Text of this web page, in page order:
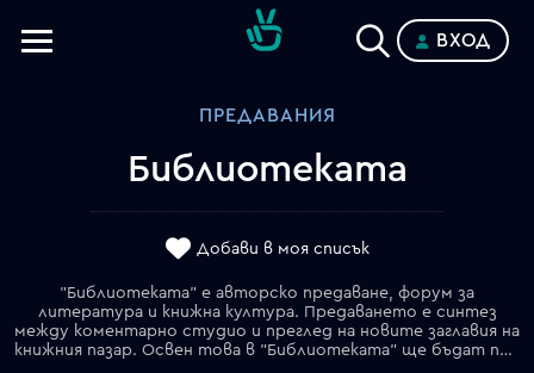
ВХОД
ПРЕДАВАНИЯ
Библиотеката
Добави в моя списък
"Библиотеката" е авторско предаване, форум за
литература и книжна култура. Предаването е синтез
между коментарно студио и преглед на новите заглавия на
книжния пазар. Освен това в "Библиотеката" ще бъдат представяни актуалните литературни и културни събития _ конкурси, награди, кампании, фестивали, панаири на книгата, четения. Предаването е структурирано около основен дебат в студиото. Темата на дебата е допълнително разработена и обогатена с репортажи, анкети или друг тип визуализирани проучвания и гледни точни. Във всеки брой на "Библиотеката" се представят основно 2 книги със събеседници. Целта на този подход е избраният начин на изображение да е в унисон с концепцията на предаването за литература. Наименованието на предаването се свързва с идеята да се открояват заглавията на книгите, които ще намерят своето място в библиотеката, съответно при читателя. В "Библиотеката" участници, коментатори и критици създават чрез ангажиран и динамичен диалог съвременна картина на литературния и културен живот у нас. Постоянна тема на "Библиотеката" е връзката между публичност и словесност, авторство и морал, литература и критика, пресъздадени в рубриките "Книга на седмицата", "60 секунди за една книга". "Библиотеката" е наследник на едноименното предаване от 2006 г. с автор и водещ Георги Тенев и последващото "Денят започва в библиотеката" с Андрей Захариев.